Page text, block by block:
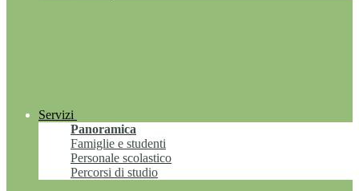
Servizi
Panoramica
Famiglie e studenti
Personale scolastico
Percorsi di studio